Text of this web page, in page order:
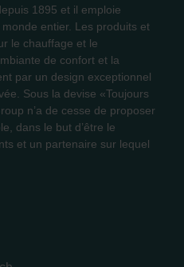
1895 et il emploie
entier. Les produits et
le chauffage et le
de confort et la
par un design exceptionnel
Sous la devise «Toujours
n’a de cesse de proposer
dans le but d’être le
et un partenaire sur lequel